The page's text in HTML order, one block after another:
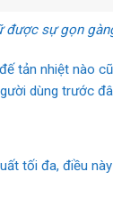
sự gọn
tản nhiệt nào
dùng trước
tối đa, điều